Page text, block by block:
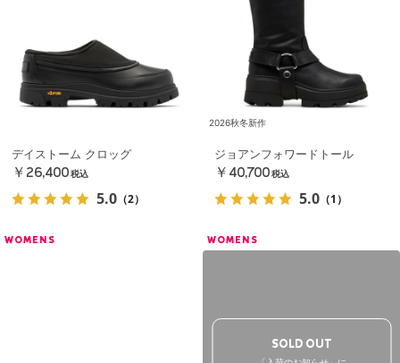
デイストーム クロッグ
￥26,400 税込
5.0 （2）
2026秋冬新作
ジョアンフォワードトール
￥40,700 税込
5.0 （1）
WOMENS WOMENS
SOLD OUT